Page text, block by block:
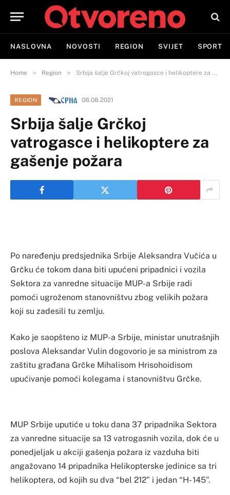
NASLOVNA NOVOSTI REGION SVIJET SPORT
Home » Region » Srbija šalje Grčkoj vatrogasce i helikoptere za gašenje požara
REGION 08.08.2021
Srbija šalje Grčkoj
vatrogasce i helikoptere za
gašenje požara
Po naređenju predsjednika Srbije Aleksandra Vučića u
Grčku će tokom dana biti upućeni pripadnici i vozila
Sektora za vanredne situacije MUP-a Srbije radi
pomoći ugroženom stanovništvu zbog velikih požara
koji su zadesili tu zemlju.
Kako je saopšteno iz MUP-a Srbije, ministar unutrašnjih
poslova Aleksandar Vulin dogovorio je sa ministrom za
zaštitu građana Grčke Mihalisom Hrisohoidisom
upućivanje pomoći kolegama i stanovništvu Grčke.
MUP Srbije uputiće u toku dana 37 pripadnika Sektora
za vanredne situacije sa 13 vatrogasnih vozila, dok će u
ponedjeljak u akciji gašenja požara iz vazduha biti
angažovano 14 pripadnika Helikopterske jedinice sa tri
helikoptera, od kojih su dva “bel 212” i jedan “H- 145”.